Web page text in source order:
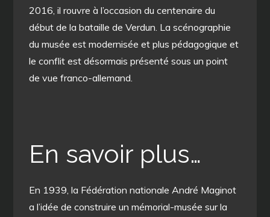
2016, il rouvre à l’occasion du centenaire du
début de la bataille de Verdun. La scénographie
du musée est modernisée et plus pédagogique et
le conflit est désormais présenté sous un point
de vue franco-allemand.
En savoir plus…
En 1939, la Fédération nationale André Maginot
a l’idée de construire un mémorial-musée sur la